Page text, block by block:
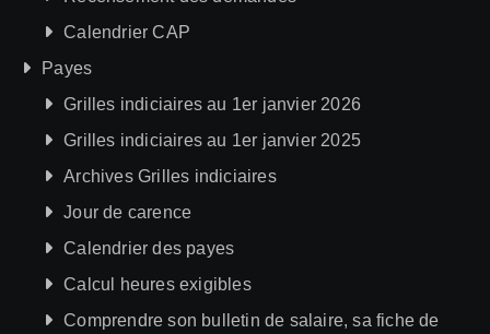
Calendrier CAP
Payes
Grilles indiciaires au 1er janvier 2026
Grilles indiciaires au 1er janvier 2025
Archives Grilles indiciaires
Jour de carence
Calendrier des payes
Calcul heures exigibles
Comprendre son bulletin de salaire, sa fiche de